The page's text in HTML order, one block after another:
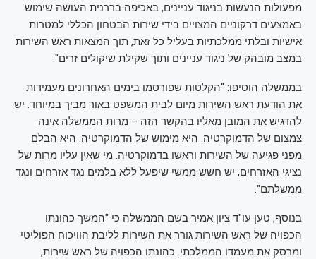
מפעולות הנעשות בניגוד עניינים, באכיפה בררנית העושה שימוש
באמצעים דרקוניים המצויים בידי שירות הבטחון הכללי למטרות
אישיות ובלתי ממלכתיות בעליל כל זאת, תוך המצאות ראש השירות
במצב מובהק של ניגוד עניינים ותוך שקילת שיקולים זרים".
בממשלה הוסיפו: "הקלטות שפורסמו בימים האחרונים מעמידות
את הודעת ראש השירות מיום לבית המשפט באור מביך במיוחד. יש
להדגיש את המובן מאליו בהקשר הזה – מרות הממשלה אינה
צמצום של הדמוקרטיה. היא מימוש של הדמוקרטיה. היא הבלם
מפני פגיעה של השירות וראשו בדמוקרטיה. מי שאין עליו מרות של
נציגי האזרחים, יש חשש ממשי שיפעל ללא בלמים נגד אזרחים ונגד
ממשלתם".
בנוסף, טען עו"ד ציון אמיר בשם הממשלה כי "המשך כהונתו
הכפויה של ראש השירות גורר את השירות לליבת הוויכוח הפוליטי
ומרסק את מעמדו הממלכתי. כהונתו הכפויה של ראש שירות,